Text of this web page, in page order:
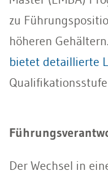
zu
höheren
bietet detaillierte
Der Wechsel in